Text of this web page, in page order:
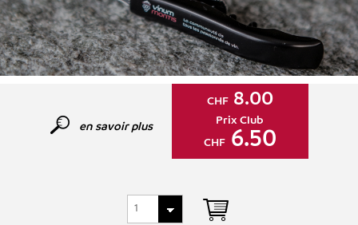
en savoir plus
CHF8.00
Prix Club
CHF6.50